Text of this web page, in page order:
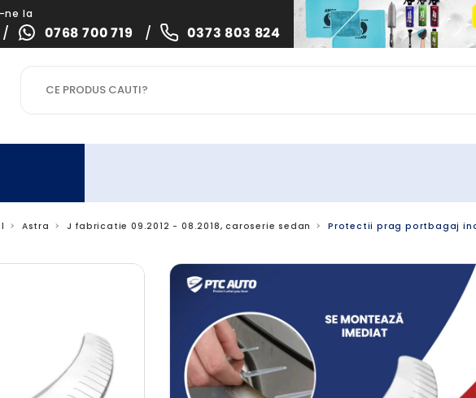
ne la
/ 0768 700 719 / 0373 803 824
Astra J fabricatie 09.2012 - 08.2018, caroserie sedan Protectii prag portbagaj